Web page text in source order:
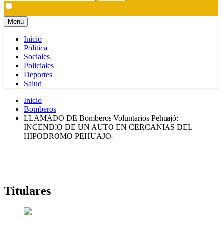
Menú
Inicio
Politica
Sociales
Policiales
Deportes
Salud
Inicio
Bomberos
LLAMADO DE Bomberos Voluntarios Pehuajó:
INCENDIO DE UN AUTO EN CERCANIAS DEL
HIPODROMO PEHUAJO-
Titulares